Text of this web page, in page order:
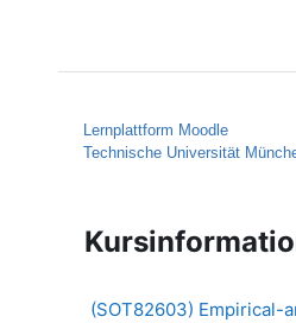
Lernplattform Moodle
Technische Universität
(SOT82603) Empirical-